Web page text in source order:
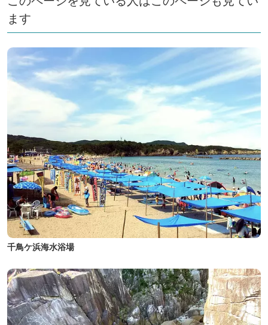
ます
千鳥ケ浜海水浴場